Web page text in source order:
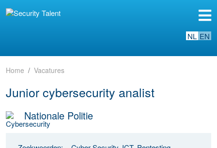
NL EN
Home Vacatures
Junior cybersecurity analist
Nationale Politie